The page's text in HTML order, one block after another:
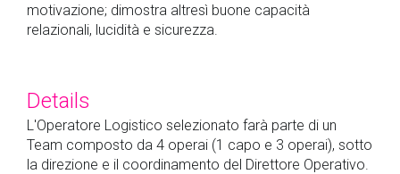
motivazione; dimostra altresì buone capacità
relazionali, lucidità e sicurezza.
Details
L'Operatore Logistico selezionato farà parte di un
Team composto da 4 operai (1 capo e 3 operai), sotto
la direzione e il coordinamento del Direttore Operativo.